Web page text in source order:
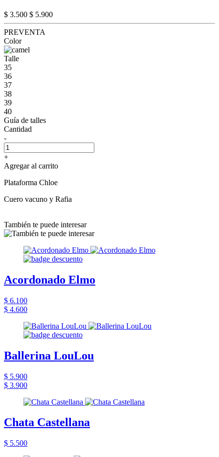
$ 3.500 $ 5.900
PREVENTA
Color
Talle
35
36
37
38
39
40
Guía de talles
Cantidad
-
+
Agregar al carrito
Plataforma Chloe
Cuero vacuno y Rafia
También te puede interesar
Acordonado Elmo
$ 6.100
$ 4.600
Ballerina LouLou
$ 5.900
$ 3.900
Chata Castellana
$ 5.500